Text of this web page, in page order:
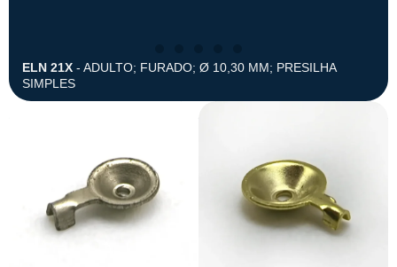
ELN 21X - ADULTO; FURADO; Ø 10,30 MM; PRESILHA
SIMPLES